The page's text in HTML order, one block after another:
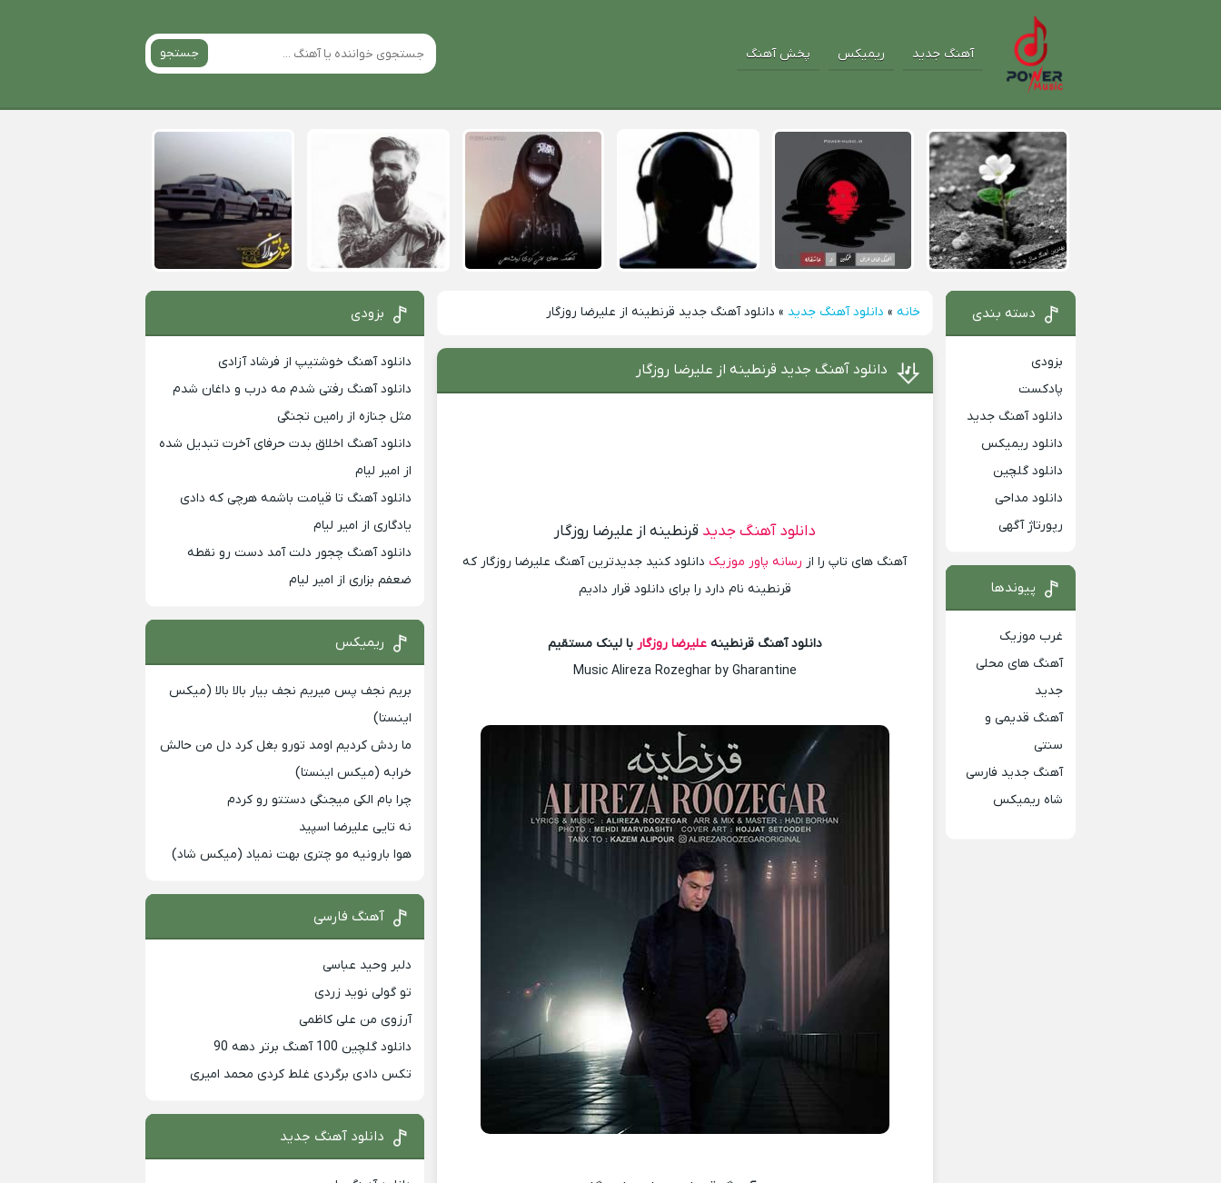
آهنگ جدید ریمیکس پخش آهنگ جستجو
خانه » دانلود آهنگ جدید » دانلود آهنگ جدید قرنطینه از علیرضا روزگار
دانلود آهنگ جدید قرنطینه از علیرضا روزگار
دانلود آهنگ جدید قرنطینه از علیرضا روزگار
آهنگ های تاپ را از رسانه پاور موزیک دانلود کنید جدیدترین آهنگ علیرضا روزگار که
قرنطینه نام دارد را برای دانلود قرار دادیم
دانلود آهنگ قرنطینهعلیرضا روزگار با لینک مستقیم
Music Alireza Rozeghar by Gharantine
دسته بندی
بزودی
پادکست
دانلود آهنگ جدید
دانلود ریمیکس
دانلود گلچین
دانلود مداحی
رپورتاژ آگهی
پیوندها
غرب موزیک
آهنگ های محلی
جدید
آهنگ قدیمی و
سنتی
آهنگ جدید فارسی
شاه ریمیکس
بزودی
دانلود آهنگ خوشتیپ از فرشاد آزادی
دانلود آهنگ رفتی شدم مه درب و داغان شدم
مثل جنازه از رامین تجنگی
دانلود آهنگ اخلاق بدت حرفای آخرت تبدیل شده
از امیر لیام
دانلود آهنگ تا قیامت باشمه هرچی که دادی
یادگاری از امیر لیام
دانلود آهنگ چجور دلت آمد دست رو نقطه
ضعفم بزاری از امیر لیام
ریمیکس
بریم نجف پس میریم نجف بیار بالا بالا (میکس
اینستا)
ما ردش کردیم اومد تورو بغل کرد دل من حالش
خرابه (میکس اینستا)
چرا بام الکی میجنگی دستتو رو کردم
نه تایی علیرضا اسپید
هوا بارونیه مو چتری بهت نمیاد (میکس شاد)
آهنگ فارسی
دلبر وحید عباسی
تو گولی نوید زردی
آرزوی من علی کاظمی
دانلود گلچین 100 آهنگ برتر دهه 90
تکس دادی برگردی غلط کردی محمد امیری
دانلود آهنگ جدید